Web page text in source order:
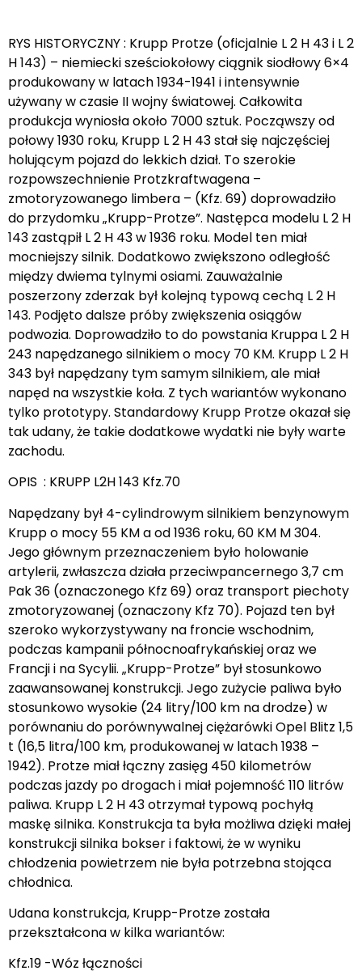
RYS HISTORYCZNY : Krupp Protze (oficjalnie L 2 H 43 i L 2
H 143) – niemiecki sześciokołowy ciągnik siodłowy 6×4
produkowany w latach 1934-1941 i intensywnie
używany w czasie II wojny światowej. Całkowita
produkcja wyniosła około 7000 sztuk. Począwszy od
połowy 1930 roku, Krupp L 2 H 43 stał się najczęściej
holującym pojazd do lekkich dział. To szerokie
rozpowszechnienie Protzkraftwagena –
zmotoryzowanego limbera – (Kfz. 69) doprowadziło
do przydomku „Krupp-Protze”. Następca modelu L 2 H
143 zastąpił L 2 H 43 w 1936 roku. Model ten miał
mocniejszy silnik. Dodatkowo zwiększono odległość
między dwiema tylnymi osiami. Zauważalnie
poszerzony zderzak był kolejną typową cechą L 2 H
143. Podjęto dalsze próby zwiększenia osiągów
podwozia. Doprowadziło to do powstania Kruppa L 2 H
243 napędzanego silnikiem o mocy 70 KM. Krupp L 2 H
343 był napędzany tym samym silnikiem, ale miał
napęd na wszystkie koła. Z tych wariantów wykonano
tylko prototypy. Standardowy Krupp Protze okazał się
tak udany, że takie dodatkowe wydatki nie były warte
zachodu.
OPIS : KRUPP L2H 143 Kfz.70
Napędzany był 4-cylindrowym silnikiem benzynowym
Krupp o mocy 55 KM a od 1936 roku, 60 KM M 304.
Jego głównym przeznaczeniem było holowanie
artylerii, zwłaszcza działa przeciwpancernego 3,7 cm
Pak 36 (oznaczonego Kfz 69) oraz transport piechoty
zmotoryzowanej (oznaczony Kfz 70). Pojazd ten był
szeroko wykorzystywany na froncie wschodnim,
podczas kampanii północnoafrykańskiej oraz we
Francji i na Sycylii. „Krupp-Protze” był stosunkowo
zaawansowanej konstrukcji. Jego zużycie paliwa było
stosunkowo wysokie (24 litry/100 km na drodze) w
porównaniu do porównywalnej ciężarówki Opel Blitz 1,5
t (16,5 litra/100 km, produkowanej w latach 1938 –
1942). Protze miał łączny zasięg 450 kilometrów
podczas jazdy po drogach i miał pojemność 110 litrów
paliwa. Krupp L 2 H 43 otrzymał typową pochyłą
maskę silnika. Konstrukcja ta była możliwa dzięki małej
konstrukcji silnika bokser i faktowi, że w wyniku
chłodzenia powietrzem nie była potrzebna stojąca
chłodnica.
Udana konstrukcja, Krupp-Protze została
przekształcona w kilka wariantów:
Kfz.19 -Wóz łączności